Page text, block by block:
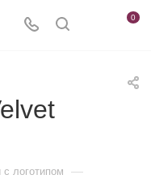
0
c логотипом —